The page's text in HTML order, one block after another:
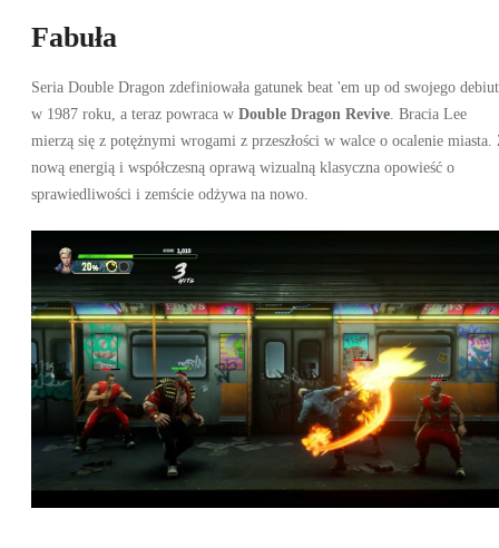
Fabuła
Seria Double Dragon zdefiniowała gatunek beat 'em up od swojego
w 1987 roku, a teraz powraca w Double Dragon Revive. Bracia Lee
mierzą się z potężnymi wrogami z przeszłości w walce o ocalenie miasta.
nową energią i współczesną oprawą wizualną klasyczna opowieść o
sprawiedliwości i zemście odżywa na nowo.